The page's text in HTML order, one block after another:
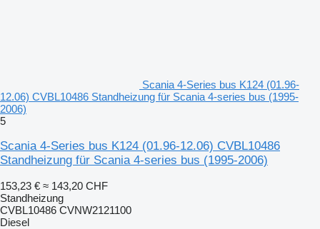
Scania 4-Series bus K124 (01.96-
12.06) CVBL10486 Standheizung für Scania 4-series bus (1995-
2006)
5
Scania 4-Series bus K124 (01.96-12.06) CVBL10486
Standheizung für Scania 4-series bus (1995-2006)
153,23 € ≈ 143,20 CHF
Standheizung
CVBL10486 CVNW2121100
Diesel